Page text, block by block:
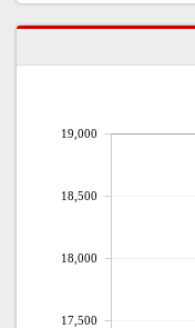
17,500
18,000
18,500
19,000